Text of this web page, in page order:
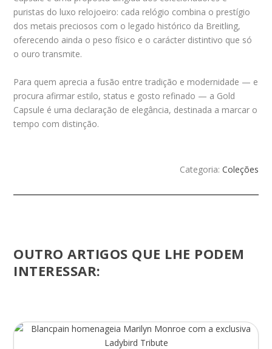
puristas do luxo relojoeiro: cada relógio combina o prestígio
dos metais preciosos com o legado histórico da Breitling,
oferecendo ainda o peso físico e o carácter distintivo que só
o ouro transmite.
Para quem aprecia a fusão entre tradição e modernidade — e
procura afirmar estilo, status e gosto refinado — a Gold
Capsule é uma declaração de elegância, destinada a marcar o
tempo com distinção.
Categoria: Coleções
OUTRO ARTIGOS QUE LHE PODEM
INTERESSAR: